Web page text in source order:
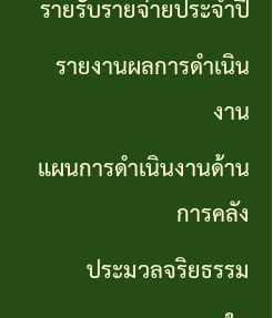
งาน
เจ้า
หน้าที่
การจัดการ
งานด้าน
การคลัง
กำลัง
แผน
ส่วน
รายรับรายจ่ายประจำปี
รายงานผลการดำเนิน
งาน
แผนการดำเนินงานด้าน
การคลัง
ประมวลจริยธรรม